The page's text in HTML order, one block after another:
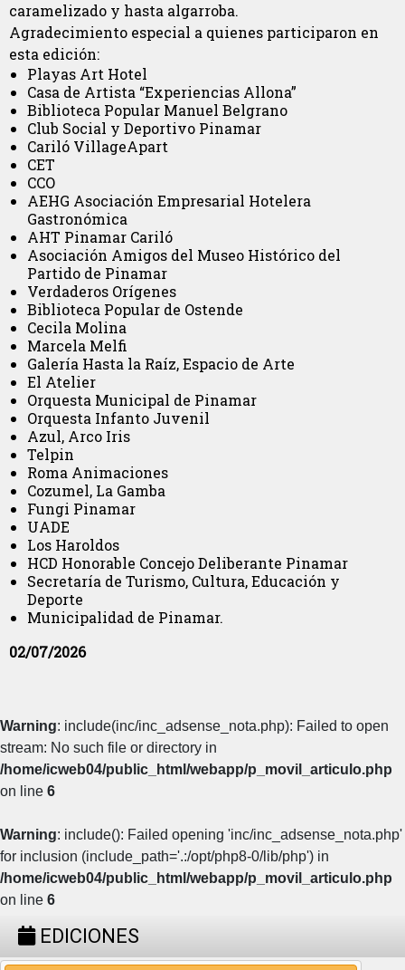
caramelizado y hasta algarroba.
Agradecimiento especial a quienes participaron en
esta edición:
Playas Art Hotel
Casa de Artista “Experiencias Allona”
Biblioteca Popular Manuel Belgrano
Club Social y Deportivo Pinamar
Cariló VillageApart
CET
CCO
AEHG Asociación Empresarial Hotelera
Gastronómica
AHT Pinamar Cariló
Asociación Amigos del Museo Histórico del
Partido de Pinamar
Verdaderos Orígenes
Biblioteca Popular de Ostende
Cecila Molina
Marcela Melfi
Galería Hasta la Raíz, Espacio de Arte
El Atelier
Orquesta Municipal de Pinamar
Orquesta Infanto Juvenil
Azul, Arco Iris
Telpin
Roma Animaciones
Cozumel, La Gamba
Fungi Pinamar
UADE
Los Haroldos
HCD Honorable Concejo Deliberante Pinamar
Secretaría de Turismo, Cultura, Educación y
Deporte
Municipalidad de Pinamar.
02/07/2026
Warning: include(inc/inc_adsense_nota.php): Failed to open
stream: No such file or directory in
/home/icweb04/public_html/webapp/p_movil_articulo.php
on line 6
Warning: include(): Failed opening 'inc/inc_adsense_nota.php'
for inclusion (include_path='.:/opt/php8-0/lib/php') in
/home/icweb04/public_html/webapp/p_movil_articulo.php
on line 6
EDICIONES